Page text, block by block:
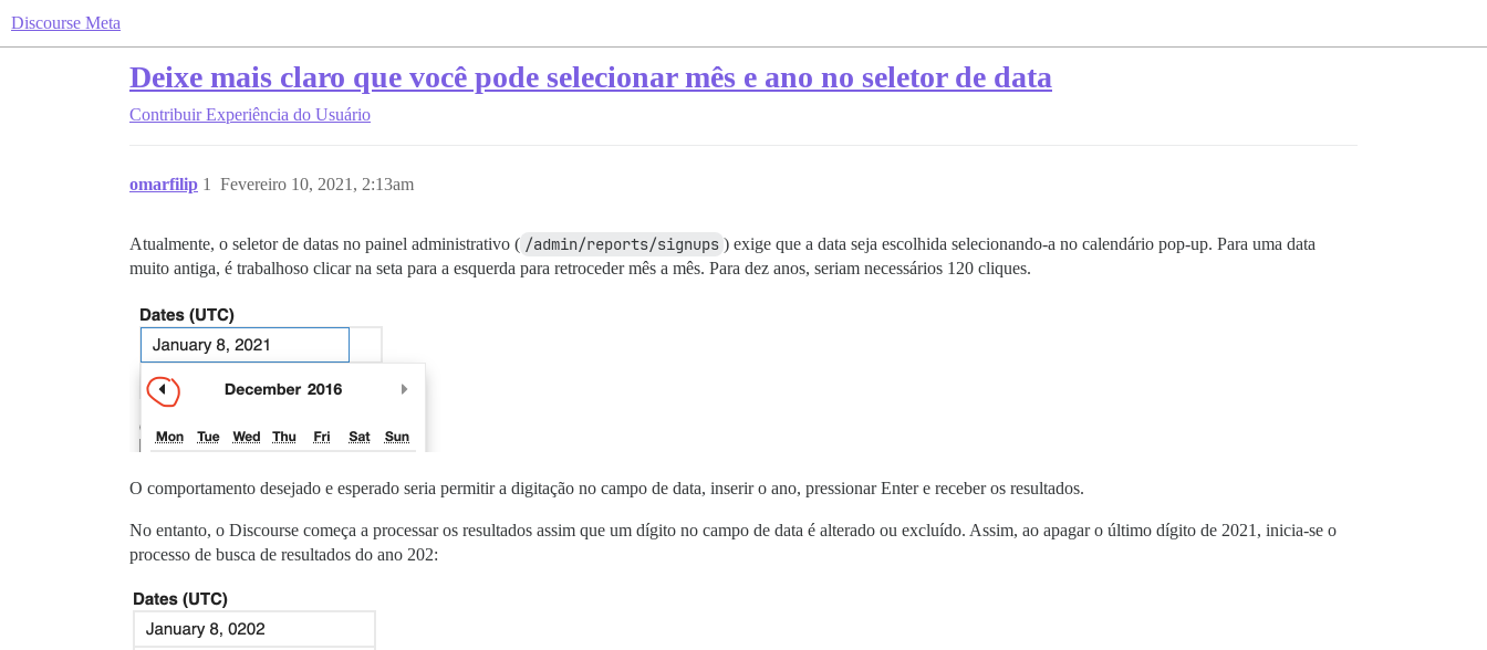
Discourse Meta
Deixe mais claro que você pode selecionar mês e ano no seletor de data
Contribuir Experiência do Usuário
omarfilip Fevereiro 10, 2021, 2:13am
1
Atualmente, o seletor de datas no painel administrativo ( /admin/reports/signups ) exige que a data seja escolhida selecionando-a no calendário pop-up. Para uma data
muito antiga, é trabalhoso clicar na seta para a esquerda para retroceder mês a mês. Para dez anos, seriam necessários 120 cliques.
O comportamento desejado e esperado seria permitir a digitação no campo de data, inserir o ano, pressionar Enter e receber os resultados.
No entanto, o Discourse começa a processar os resultados assim que um dígito no campo de data é alterado ou excluído. Assim, ao apagar o último dígito de 2021, inicia-se o
processo de busca de resultados do ano 202: